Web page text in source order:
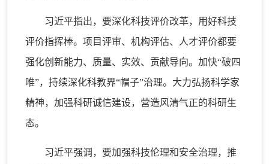
习近平指出，要深化科技评价改革，用好科技
评价指挥棒。项目评审、机构评估、人才评价都要
强化创新能力、质量、实效、贡献导向。加快“破四
唯”，持续深化科教界“帽子”治理。大力弘扬科学家
精神，加强科研诚信建设，营造风清气正的科研生
态。
习近平强调，要加强科技伦理和安全治理，推